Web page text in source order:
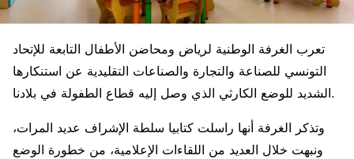
تعرب الغرفة الوطنية لرياض ومحاضن الأطفال التابعة للإتحاد
التونسي للصناعة والتجارة والصناعات التقليدية عن استنكارها
الشديد للوضع الكارثي الذي وصل إليه قطاع الطفولة في بلادنا.
وتذكر الغرفة أنها راسلت كتابيا سلطة الإشراف عديد المرات،
ونبهت خلال العديد من اللقاءات الإعلامية، من خطورة الوضع